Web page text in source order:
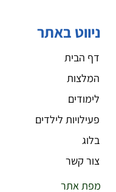
ניווט באתר
דף הבית
המלצות
לימודים
פעילויות לילדים
בלוג
צור קשר
מפת אתר